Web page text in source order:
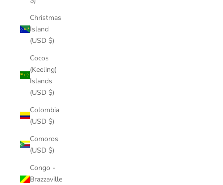
Christmas
Island
(USD $)
Cocos
(Keeling)
Islands
(USD $)
Colombia
(USD $)
Comoros
(USD $)
Congo -
Brazzaville